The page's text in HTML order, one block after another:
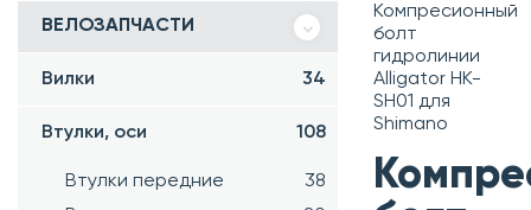
ВЕЛОЗАПЧАСТИ
Вилки 34
Втулки, оси 108
Втулки передние
38
Компресионный
болт
гидролинии
Alligator HK-
SH01 для
Shimano